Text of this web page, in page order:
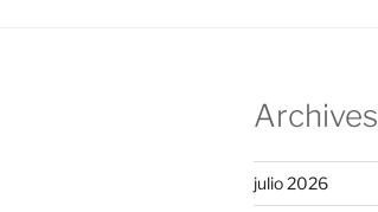
Archives
julio 2026